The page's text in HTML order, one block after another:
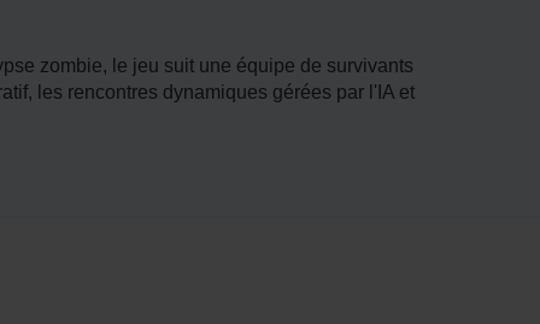
zombie, le jeu suit une équipe de survivants
les rencontres dynamiques gérées par l'IA et